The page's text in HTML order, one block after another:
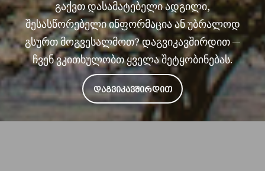
გაქვთ დასამატებელი ადგილი,
შესასწორებელი ინფორმაცია ან უბრალოდ
გსურთ მოგვესალმოთ? დაგვიკავშირდით —
ჩვენ ვკითხულობთ ყველა შეტყობინებას.
ᲓᲐᲒᲕᲘᲙᲐᲕᲨᲘᲠᲓᲘᲗ